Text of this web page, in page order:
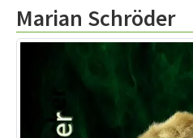
Marian Schröder